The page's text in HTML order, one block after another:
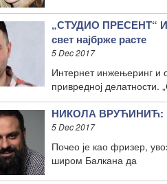
„СТУДИО ПРЕСЕНТ“
свет најбрже расте
5 Dec 2017
Интернет инжењеринг и
привредној делатности.
НИКОЛА ВРУЋИНИЋ: И
5 Dec 2017
Почео је као фризер,
широм Балкана да